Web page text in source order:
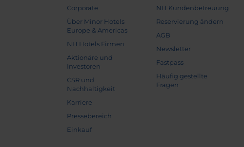
Corporate
Über Minor Hotels
Europe & Americas
NH Hotels Firmen
Aktionäre und
Investoren
CSR und
Nachhaltigkeit
Karriere
Pressebereich
Einkauf
NH Kundenbetreuung
Reservierung ändern
AGB
Newsletter
Fastpass
Häufig gestellte
Fragen